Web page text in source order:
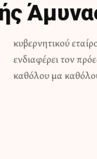
καθόλου μα